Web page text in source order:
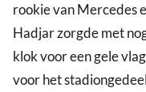
rookie van Mercedes
Hadjar zorgde met
klok voor een gele
voor het